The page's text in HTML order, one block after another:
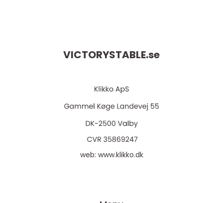
VICTORYSTABLE.se
web: www.klikko.dk